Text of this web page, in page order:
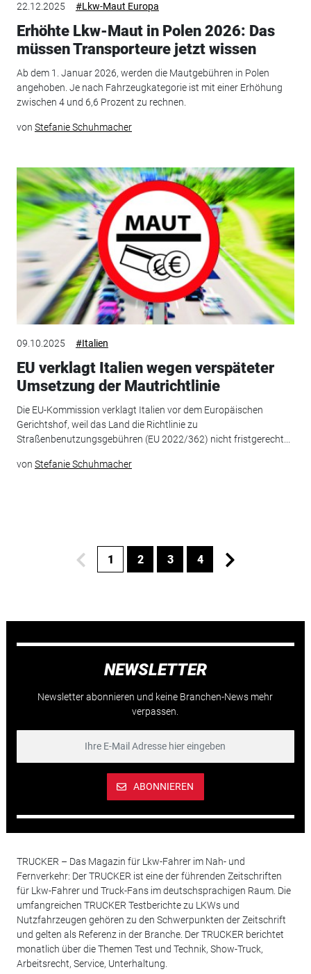
22.12.2025 #Lkw-Maut Europa
Erhöhte Lkw-Maut in Polen 2026: Das
müssen Transporteure jetzt wissen
Ab dem 1. Januar 2026, werden die Mautgebühren in Polen
angehoben. Je nach Fahrzeugkategorie ist mit einer Erhöhung
zwischen 4 und 6,6 Prozent zu rechnen.
von Stefanie Schuhmacher
09.10.2025 #Italien
EU verklagt Italien wegen verspäteter
Umsetzung der Mautrichtlinie
Die EU-Kommission verklagt Italien vor dem Europäischen
Gerichtshof, weil das Land die Richtlinie zu
Straßenbenutzungsgebühren (EU 2022/362) nicht fristgerecht...
von Stefanie Schuhmacher
1 2 3 4
NEWSLETTER
Newsletter abonnieren und keine Branchen-News mehr
verpassen.
ABONNIEREN
TRUCKER – Das Magazin für Lkw-Fahrer im Nah- und
Fernverkehr: Der TRUCKER ist eine der führenden Zeitschriften
für Lkw-Fahrer und Truck-Fans im deutschsprachigen Raum. Die
umfangreichen TRUCKER Testberichte zu LKWs und
Nutzfahrzeugen gehören zu den Schwerpunkten der Zeitschrift
und gelten als Referenz in der Branche. Der TRUCKER berichtet
monatlich über die Themen Test und Technik, Show-Truck,
Arbeitsrecht, Service, Unterhaltung.